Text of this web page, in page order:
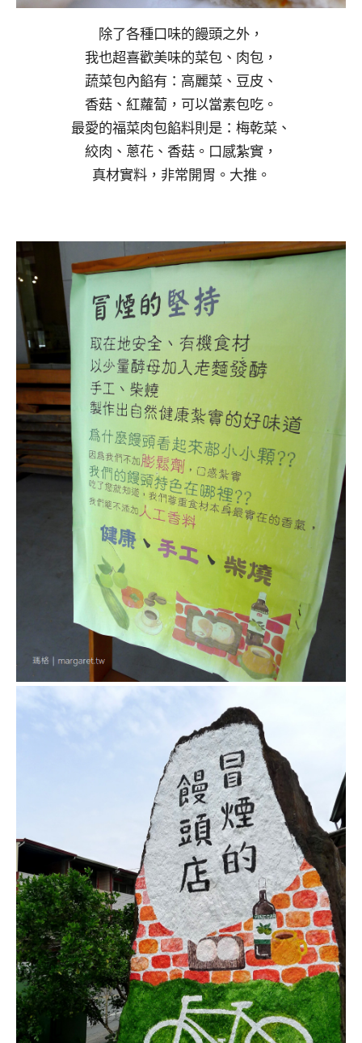
除了各種口味的饅頭之外，
我也超喜歡美味的菜包、肉包，
蔬菜包內餡有：高麗菜、豆皮、
香菇、紅蘿蔔，可以當素包吃。
最愛的福菜肉包餡料則是：梅乾菜、
絞肉、蔥花、香菇。口感紮實，
真材實料，非常開胃。大推。